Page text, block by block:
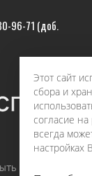
96-71 (доб.
Этот сайт
сбора и
согласие
всегда
настройках